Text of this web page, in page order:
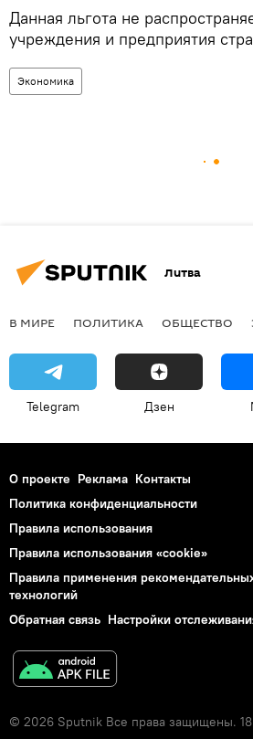
Данная льгота не
учреждения и предприятия
Экономика
Литва
В МИРЕ ПОЛИТИКА ОБЩЕСТВО
Telegram Дзен
О проекте Реклама Контакты
Политика конфиденциальности
Правила использования
Правила использования «cookie»
Правила применения
технологий
Обратная связь Настройки
© 2026 Sputnik Все права защищены.